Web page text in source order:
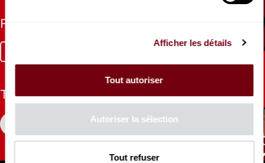
Afficher les détails
Tout autoriser
Autoriser la sélection
Tout refuser
Follow us
Tok
The Mag